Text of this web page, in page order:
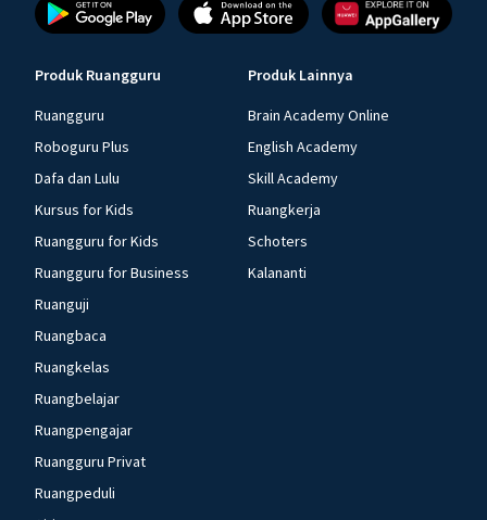
Produk Ruangguru
Ruangguru
Roboguru Plus
Dafa dan Lulu
Kursus for Kids
Ruangguru for Kids
Ruangguru for Business
Ruanguji
Ruangbaca
Ruangkelas
Ruangbelajar
Ruangpengajar
Ruangguru Privat
Ruangpeduli
Produk Lainnya
Brain Academy Online
English Academy
Skill Academy
Ruangkerja
Schoters
Kalananti